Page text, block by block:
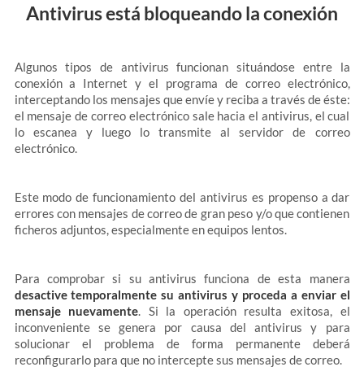
Antivirus está bloqueando la conexión
Algunos tipos de antivirus funcionan situándose entre la
conexión a Internet y el programa de correo electrónico,
interceptando los mensajes que envíe y reciba a través de éste:
el mensaje de correo electrónico sale hacia el antivirus, el cual
lo escanea y luego lo transmite al servidor de correo
electrónico.
Este modo de funcionamiento del antivirus es propenso a dar
errores con mensajes de correo de gran peso y/o que contienen
ficheros adjuntos, especialmente en equipos lentos.
Para comprobar si su antivirus funciona de esta manera
desactive temporalmente su antivirus y proceda a enviar el
mensaje nuevamente. Si la operación resulta exitosa, el
inconveniente se genera por causa del antivirus y para
solucionar el problema de forma permanente deberá
reconfigurarlo para que no intercepte sus mensajes de correo.